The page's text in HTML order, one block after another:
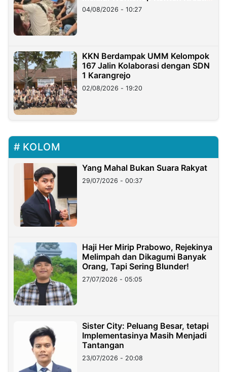
di Taiwan
04/08/2026 - 10:27
KKN Berdampak UMM Kelompok
167 Jalin Kolaborasi dengan SDN
1 Karangrejo
02/08/2026 - 19:20
KOLOM
Yang Mahal Bukan Suara Rakyat
29/07/2026 - 00:37
Haji Her Mirip Prabowo, Rejekinya
Melimpah dan Dikagumi Banyak
Orang, Tapi Sering Blunder!
27/07/2026 - 05:05
Sister City: Peluang Besar, tetapi
Implementasinya Masih Menjadi
Tantangan
23/07/2026 - 20:08